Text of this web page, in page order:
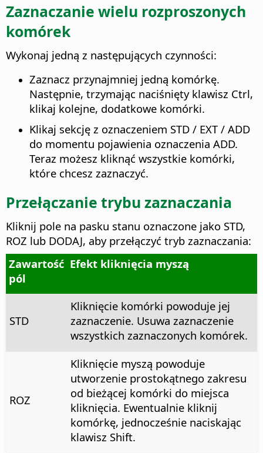
Zaznaczanie wielu rozproszonych
komórek
Wykonaj jedną z następujących czynności:
Zaznacz przynajmniej jedną komórkę.
Następnie, trzymając naciśnięty klawisz Ctrl,
klikaj kolejne, dodatkowe komórki.
Klikaj sekcję z oznaczeniem STD / EXT / ADD
do momentu pojawienia oznaczenia ADD.
Teraz możesz kliknąć wszystkie komórki,
które chcesz zaznaczyć.
Przełączanie trybu zaznaczania
Kliknij pole na pasku stanu oznaczone jako STD,
ROZ lub DODAJ, aby przełączyć tryb zaznaczania:
Zawartość
pól
Efekt kliknięcia myszą
STD
Kliknięcie komórki powoduje jej
zaznaczenie. Usuwa zaznaczenie
wszystkich zaznaczonych komórek.
ROZ
Kliknięcie myszą powoduje
utworzenie prostokątnego zakresu
od bieżącej komórki do miejsca
kliknięcia. Ewentualnie kliknij
komórkę, jednocześnie naciskając
klawisz Shift.